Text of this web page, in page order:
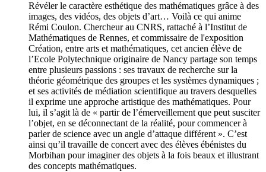
Révéler le caractère esthétique des mathématiques grâce à des
images, des vidéos, des objets d’art… Voilà ce qui anime
Rémi Coulon. Chercheur au CNRS, rattaché à l’Institut de
Mathématiques de Rennes, et commissaire de l'exposition
Création, entre arts et mathématiques, cet ancien élève de
l’Ecole Polytechnique originaire de Nancy partage son temps
entre plusieurs passions : ses travaux de recherche sur la
théorie géométrique des groupes et les systèmes dynamiques ;
et ses activités de médiation scientifique au travers desquelles
il exprime une approche artistique des mathématiques. Pour
lui, il s’agit là de « partir de l’émerveillement que peut susciter
l’objet, en se déconnectant de la réalité, pour commencer à
parler de science avec un angle d’attaque différent ». C’est
ainsi qu’il travaille de concert avec des élèves ébénistes du
Morbihan pour imaginer des objets à la fois beaux et illustrant
des concepts mathématiques.